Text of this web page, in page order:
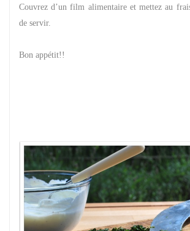
Couvrez d’un film alimentaire et mettez au
de servir.
Bon appétit!!